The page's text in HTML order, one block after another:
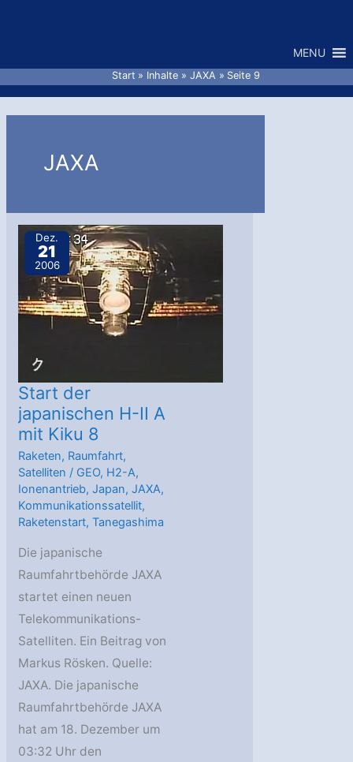
MENU
Start Inhalte JAXA Seite 9
JAXA
Dez.
21
2006
Start der
japanischen H-II A
mit Kiku 8
Raketen, Raumfahrt,
Satelliten / GEO, H2-A,
Ionenantrieb,Japan,JAXA,
Kommunikationssatellit,
Raketenstart,Tanegashima
Die japanische
Raumfahrtbehörde JAXA
startet einen neuen
Telekommunikations-
Satelliten. Ein Beitrag von
Markus Rösken. Quelle:
JAXA. Die japanische
Raumfahrtbehörde JAXA
hat am 18. Dezember um
03:32 Uhr den